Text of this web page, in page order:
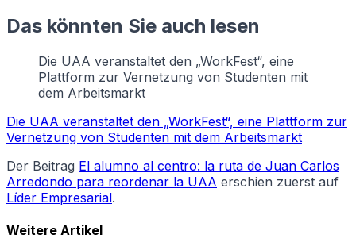
Das könnten Sie auch lesen
Die UAA veranstaltet den „WorkFest“, eine
Plattform zur Vernetzung von Studenten mit
dem Arbeitsmarkt
Die UAA veranstaltet den „WorkFest“, eine Plattform zur
Vernetzung von Studenten mit dem Arbeitsmarkt
Der Beitrag El alumno al centro: la ruta de Juan Carlos
Arredondo para reordenar la UAA erschien zuerst auf
Líder Empresarial.
Weitere Artikel